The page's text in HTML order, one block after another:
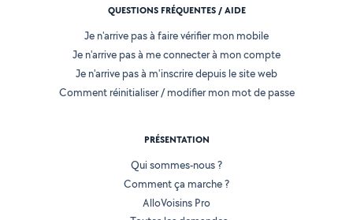
QUESTIONS FRÉQUENTES / AIDE
Je n'arrive pas à faire vérifier mon mobile
Je n'arrive pas à me connecter à mon compte
Je n'arrive pas à m'inscrire depuis le site web
Comment réinitialiser / modifier mon mot de passe
PRÉSENTATION
Qui sommes-nous ?
Comment ça marche ?
AlloVoisins Pro